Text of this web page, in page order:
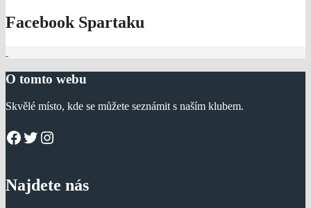
Facebook Spartaku
O tomto webu
Skvělé místo, kde se můžete seznámit s naším klubem.
Facebook
Twitter
Instagram
Najdete nás